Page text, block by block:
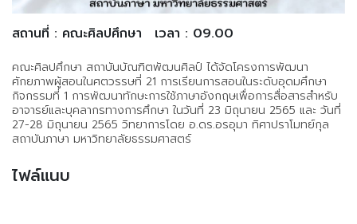
สถานที่ : คณะศิลปศึกษา เวลา : 09.00
คณะศิลปศึกษา สถาบันบัณฑิตพัฒนศิลป์ ได้จัดโครงการพัฒนา
ศักยภาพผู้สอนในศตวรรษที่ 21 การเรียนการสอนในระดับอุดมศึกษา
กิจกรรมที่ 1 การพัฒนาทักษะการใช้ภาษาอังกฤษเพื่อการสื่อสารสำหรับ
อาจารย์และบุคลากรทางการศึกษา ในวันที่ 23 มิถุนายน 2565 และ วันที่
27-28 มิถุนายน 2565 วิทยาการโดย อ.ดร.อรอุมา ทิศาปราโมทย์กุล
สถาบันภาษา มหาวิทยาลัยธรรมศาสตร์
ไฟล์แนบ